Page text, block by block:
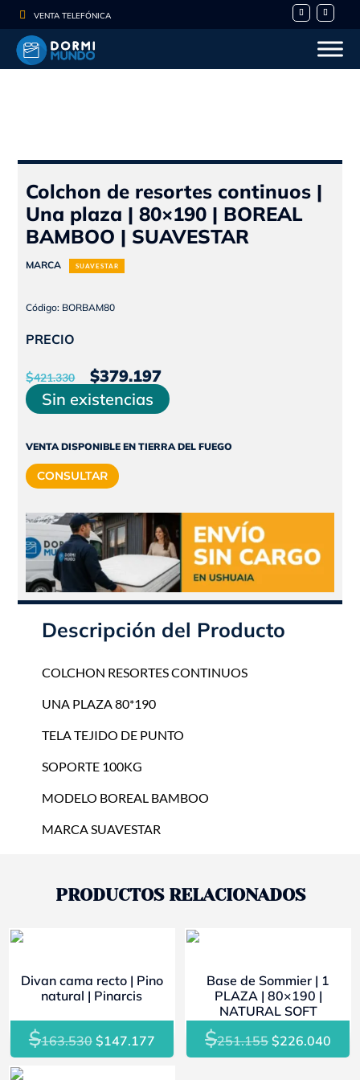
 VENTA TELEFÓNICA
Colchon de resortes continuos |
Una plaza | 80×190 | BOREAL
BAMBOO | SUAVESTAR
MARCA SUAVESTAR
Código: BORBAM80
PRECIO
$421.330
El
precio
original
era:
$421.330.
$379.197El
precio
actual
es:
Sin existencias
VENTA DISPONIBLE EN TIERRA DEL FUEGO
CONSULTAR
Descripción del Producto
COLCHON RESORTES CONTINUOS
UNA PLAZA 80*190
TELA TEJIDO DE PUNTO
SOPORTE 100KG
MODELO BOREAL BAMBOO
MARCA SUAVESTAR
PRODUCTOS RELACIONADOS
Divan cama recto | Pino
natural | Pinarcis
$163.530 El
precio
$147.177El
precio
Base de Sommier | 1
PLAZA | 80×190 |
NATURAL SOFT
$251.155 El
precio
$226.040